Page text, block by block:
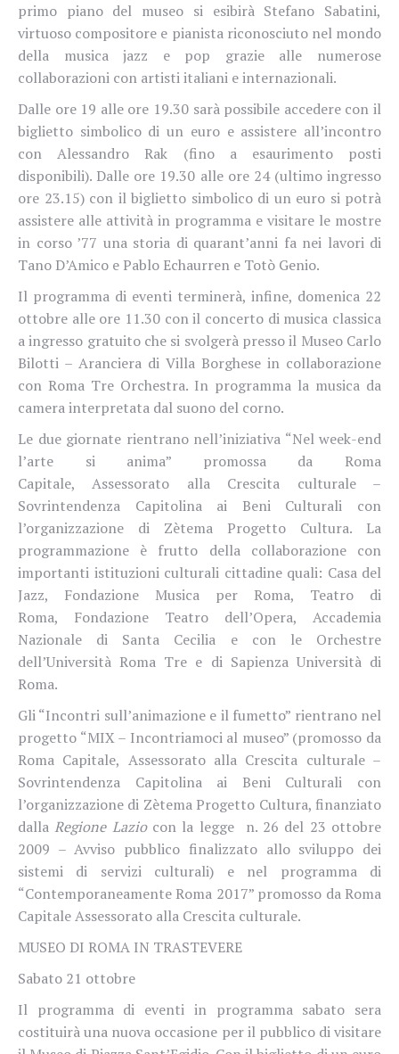
primo piano del museo si esibirà Stefano Sabatini,
virtuoso compositore e pianista riconosciuto nel mondo
della musica jazz e pop grazie alle numerose
collaborazioni con artisti italiani e internazionali.
Dalle ore 19 alle ore 19.30 sarà possibile accedere con il
biglietto simbolico di un euro e assistere all’incontro
con Alessandro Rak (fino a esaurimento posti
disponibili). Dalle ore 19.30 alle ore 24 (ultimo ingresso
ore 23.15) con il biglietto simbolico di un euro si potrà
assistere alle attività in programma e visitare le mostre
in corso ’77 una storia di quarant’anni fa nei lavori di
Tano D’Amico e Pablo Echaurren e Totò Genio.
Il programma di eventi terminerà, infine, domenica 22
ottobre alle ore 11.30 con il concerto di musica classica
a ingresso gratuito che si svolgerà presso il Museo Carlo
Bilotti – Aranciera di Villa Borghese in collaborazione
con Roma Tre Orchestra. In programma la musica da
camera interpretata dal suono del corno.
Le due giornate rientrano nell’iniziativa “Nel week-end
l’arte si anima” promossa da Roma
Capitale, Assessorato alla Crescita culturale –
Sovrintendenza Capitolina ai Beni Culturali con
l’organizzazione di Zètema Progetto Cultura. La
programmazione è frutto della collaborazione con
importanti istituzioni culturali cittadine quali: Casa del
Jazz, Fondazione Musica per Roma, Teatro di
Roma, Fondazione Teatro dell’Opera, Accademia
Nazionale di Santa Cecilia e con le Orchestre
dell’Università Roma Tre e di Sapienza Università di
Roma.
Gli “Incontri sull’animazione e il fumetto” rientrano nel
progetto “MIX – Incontriamoci al museo” (promosso da
Roma Capitale, Assessorato alla Crescita culturale –
Sovrintendenza Capitolina ai Beni Culturali con
l’organizzazione di Zètema Progetto Cultura, finanziato
dallaRegione Laziocon la legge n. 26 del 23 ottobre
2009 – Avviso pubblico finalizzato allo sviluppo dei
sistemi di servizi culturali) e nel programma di
“Contemporaneamente Roma 2017” promosso da Roma
Capitale Assessorato alla Crescita culturale.
MUSEO DI ROMA IN TRASTEVERE
Sabato 21 ottobre
Il programma di eventi in programma sabato sera
costituirà una nuova occasione per il pubblico di visitare